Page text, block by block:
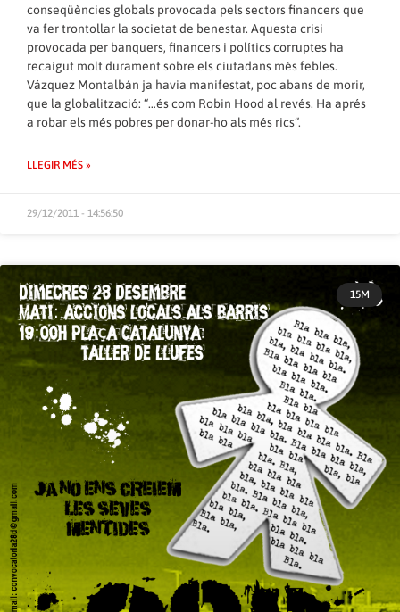
conseqüències globals provocada pels sectors financers que
va fer trontollar la societat de benestar. Aquesta crisi
provocada per banquers, financers i polítics corruptes ha
recaigut molt durament sobre els ciutadans més febles.
Vázquez Montalbán ja havia manifestat, poc abans de morir,
que la globalització: “…és com Robin Hood al revés. Ha aprés
a robar els més pobres per donar-ho als més rics”.
LLEGIR MÉS »
29/12/2011 - 14:56:50
15M